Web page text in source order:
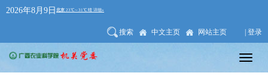
2026年8月9日
搜索 中文主页 网站主页 | 登录